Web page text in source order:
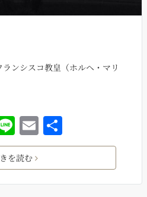
ンシスコ教皇（ホルヘ・マリ
Li
n
e
E
m
ai
l
有
を読む